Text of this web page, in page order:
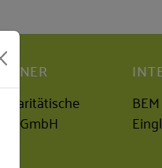
Paritätische
gGmbH